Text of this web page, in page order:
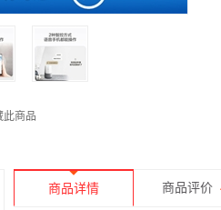
此商品
商品详情 商品评价